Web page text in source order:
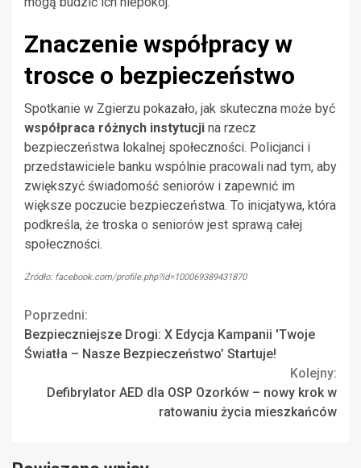
Znaczenie współpracy w
trosce o bezpieczeństwo
Spotkanie w Zgierzu pokazało, jak skuteczna może być
współpraca różnych instytucji na rzecz
bezpieczeństwa lokalnej społeczności. Policjanci i
przedstawiciele banku wspólnie pracowali nad tym, aby
zwiększyć świadomość seniorów i zapewnić im
większe poczucie bezpieczeństwa. To inicjatywa, która
podkreśla, że troska o seniorów jest sprawą całej
społeczności.
Źródło: facebook.com/profile.php?id=100069389431870
Continue
Reading
Poprzedni:
Bezpieczniejsze Drogi: X Edycja Kampanii 'Twoje
Światła – Nasze Bezpieczeństwo’ Startuje!
Kolejny:
Defibrylator AED dla OSP Ozorków – nowy krok w
ratowaniu życia mieszkańców